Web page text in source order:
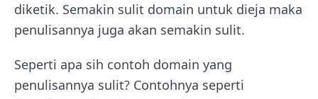
diketik. Semakin sulit domain untuk dieja maka
penulisannya juga akan semakin sulit.
Seperti apa sih contoh domain yang
penulisannya sulit? Contohnya seperti